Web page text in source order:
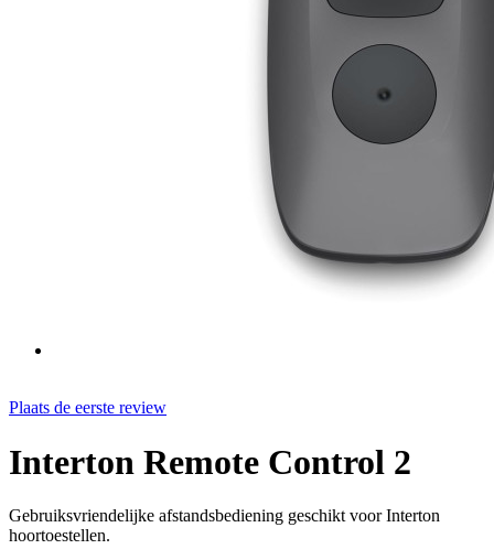
Plaats de eerste review
Interton Remote Control 2
Gebruiksvriendelijke afstandsbediening geschikt voor Interton
hoortoestellen.